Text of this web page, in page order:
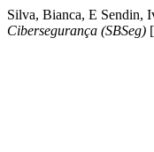
Silva, Bianca, E Sendin,
Cibersegurança (SBSeg)